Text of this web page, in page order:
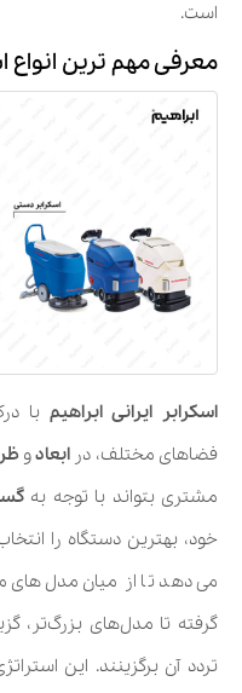
است.
معرفی مهم ترین انواع
اسکرابر ایرانی ابراهیم با
فضاهای مختلف، در ابعادو
مشتری بتواند با توجه به
خود، بهترین دستگاه را
می‌دهد تا از میان مدل‌های
گرفته تا مدل‌های بزرگ‌تر،
تردد آن برگزینند. این